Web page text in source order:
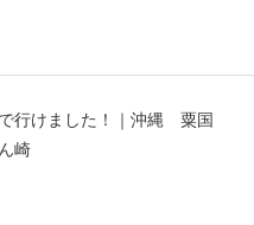
行けました！｜沖縄 粟国
崎